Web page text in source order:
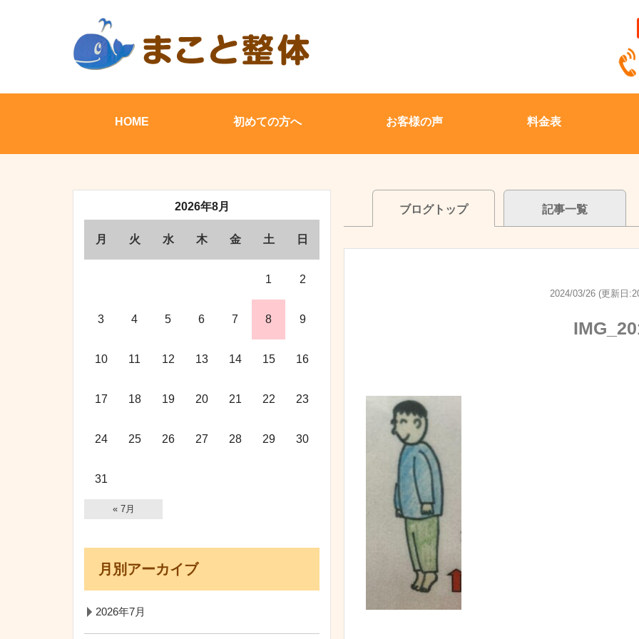
HOME 初めての方へ お客様の声 料金表
ブログトップ 記事一覧
2024/03/26 (更新日
2026年8月
月 火 水 木 金 土 日
1 2
3 4 5 6 7 8 9
10 11 12 13 14 15 16
17 18 19 20 21 22 23
24 25 26 27 28 29 30
31
« 7月
月別アーカイブ
2026年7月